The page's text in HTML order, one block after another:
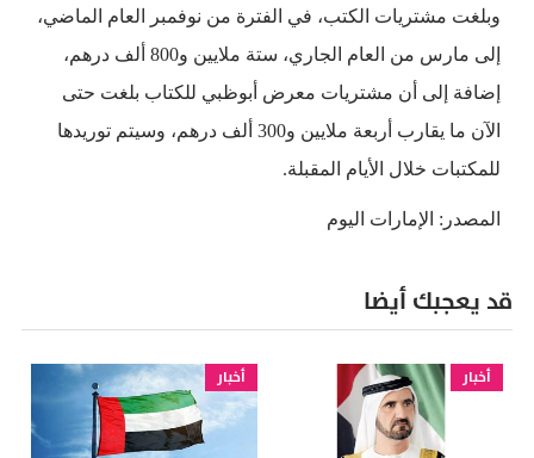
وبلغت مشتريات الكتب، في الفترة من نوفمبر العام الماضي،
إلى مارس من العام الجاري، ستة ملايين و800 ألف درهم،
إضافة إلى أن مشتريات معرض أبوظبي للكتاب بلغت حتى
الآن ما يقارب أربعة ملايين و300 ألف درهم، وسيتم توريدها
للمكتبات خلال الأيام المقبلة.
المصدر: الإمارات اليوم
قد يعجبك أيضا
أخبار أخبار